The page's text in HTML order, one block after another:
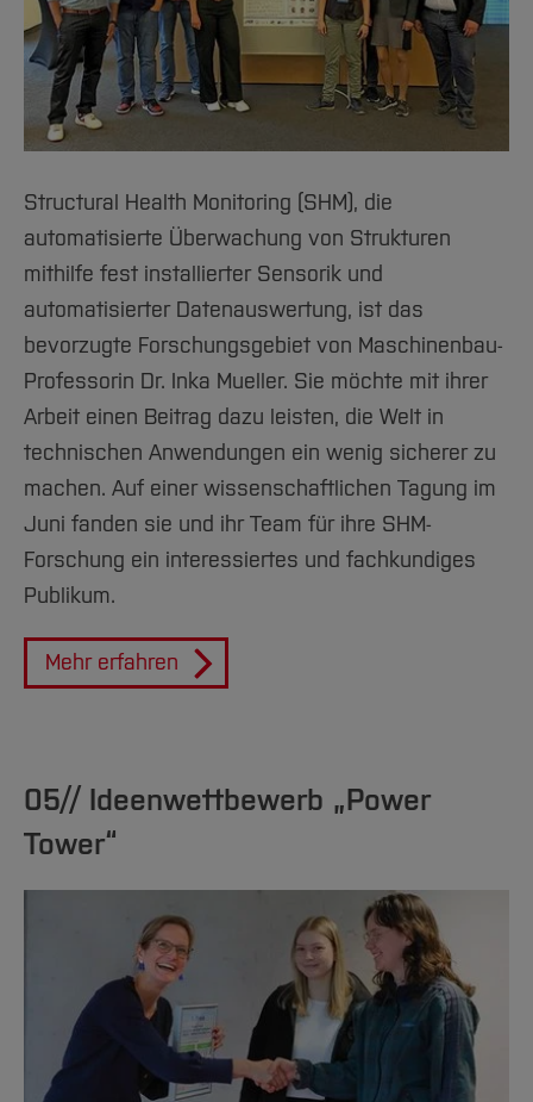
Structural Health Monitoring (SHM), die
automatisierte Überwachung von Strukturen
mithilfe fest installierter Sensorik und
automatisierter Datenauswertung, ist das
bevorzugte Forschungsgebiet von Maschinenbau-
Professorin Dr. Inka Mueller. Sie möchte mit ihrer
Arbeit einen Beitrag dazu leisten, die Welt in
technischen Anwendungen ein wenig sicherer zu
machen. Auf einer wissenschaftlichen Tagung im
Juni fanden sie und ihr Team für ihre SHM-
Forschung ein interessiertes und fachkundiges
Publikum.
Mehr erfahren
05// Ideenwettbewerb „Power
Tower“